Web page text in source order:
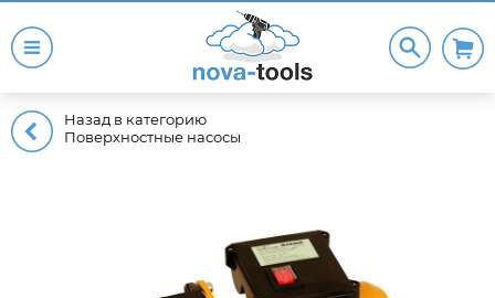
Назад в категорию
Поверхностные насосы